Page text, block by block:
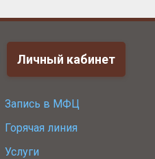
Личный кабинет
Запись в МФЦ
Горячая линия
Услуги